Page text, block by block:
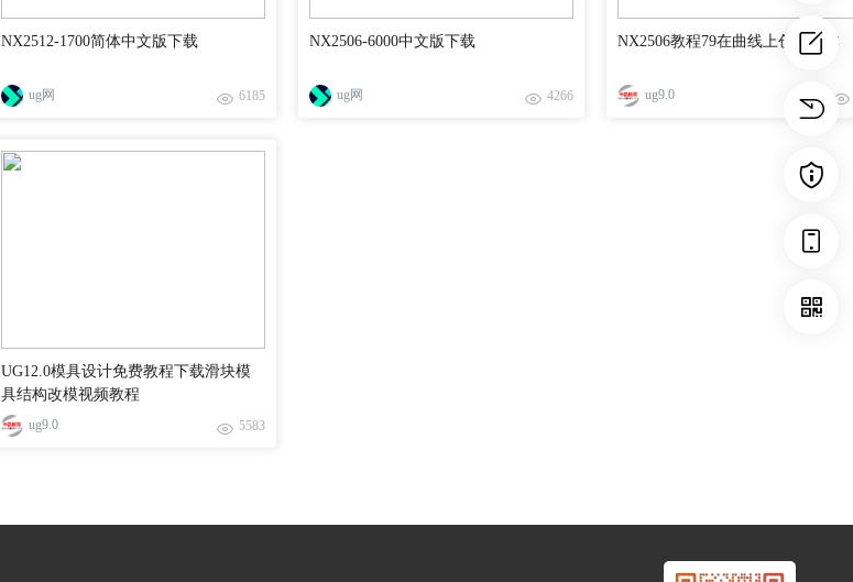
NX2512-1700简体中文版下载
ug网 6185
NX2506-6000中文版下载
ug网 4266
NX2506教程79在曲线上创建文本
ug9.0
UG12.0模具设计免费教程下载滑块模
具结构改模视频教程
ug9.0 5583